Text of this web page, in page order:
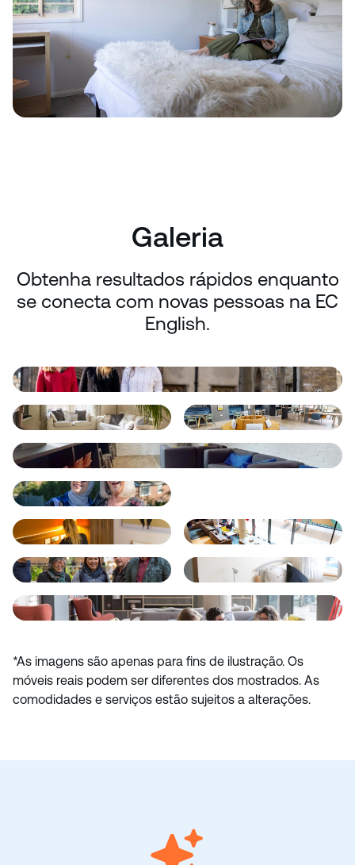
Galeria
Obtenha resultados rápidos enquanto
se conecta com novas pessoas na EC
English.
*As imagens são apenas para fins de ilustração. Os
móveis reais podem ser diferentes dos mostrados. As
comodidades e serviços estão sujeitos a alterações.